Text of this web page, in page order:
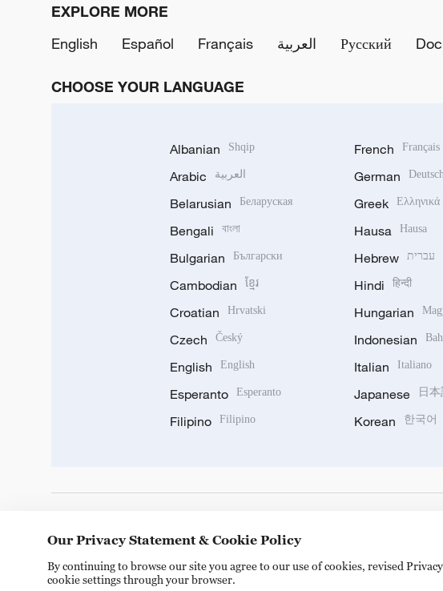
EXPLORE MORE
English
Español Français العربية Русский
CHOOSE YOUR LANGUAGE
Albanian Shqip
Arabic العربية
Belarusian Беларуская
Bengali বাংলা
Bulgarian Български
Cambodian ខ្មែរ
Croatian Hrvatski
Czech Český
English English
Esperanto Esperanto
Filipino Filipino
French Français
German
Greek Ελληνικά
Hausa Hausa
Hebrew עברית
Hindi हिन्दी
Hungarian
Indonesian
Italian Italiano
Japanese 日
Korean 한국어
Our Privacy Statement & Cookie Policy
By continuing to browse our site you agree to our use of cookies, revised
cookie settings through your browser.